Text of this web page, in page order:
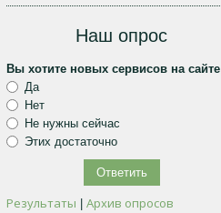
Наш опрос
Вы хотите новых сервисов на сайте
Да
Нет
Не нужны сейчас
Этих достаточно
Результаты |Архив опросов